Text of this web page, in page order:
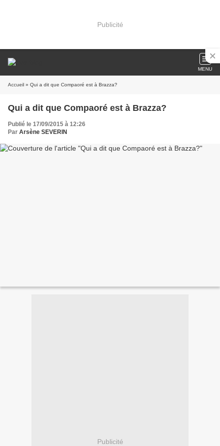
Publicité
MENU
Accueil » Qui a dit que Compaoré est à Brazza?
Qui a dit que Compaoré est à Brazza?
Publié le 17/09/2015 à 12:26
Par Arsène SEVERIN
Publicité